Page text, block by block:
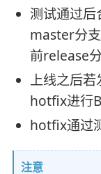
测试通过
master分
前release
上线之后
hotfix进行
hotfix通过
注意